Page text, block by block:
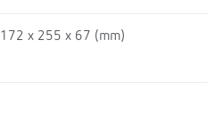
172 x 255 x 67 (mm)